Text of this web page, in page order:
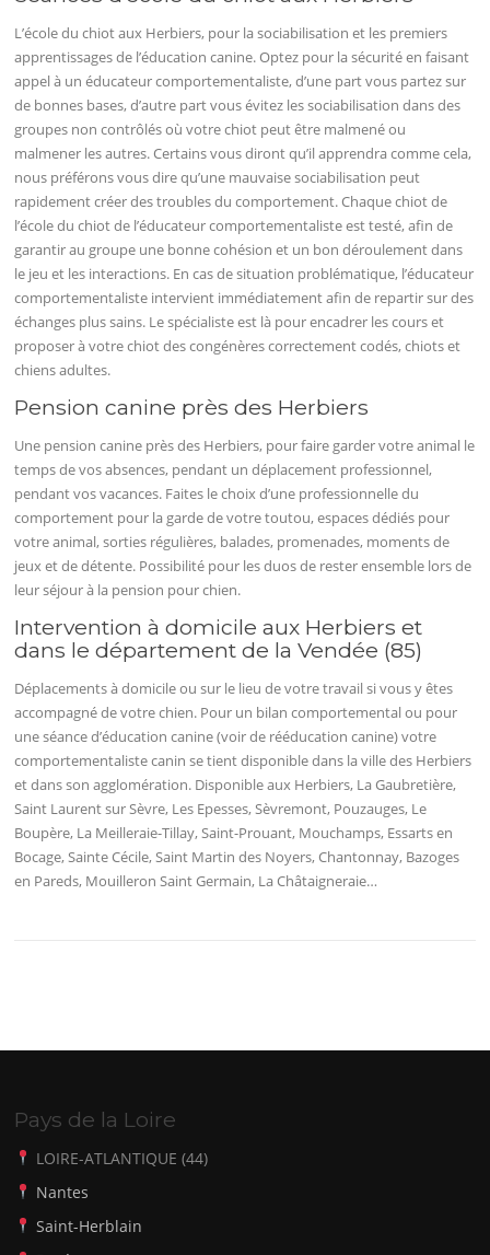
L’école du chiot aux Herbiers, pour la sociabilisation et les premiers
apprentissages de l’éducation canine. Optez pour la sécurité en faisant
appel à un éducateur comportementaliste, d’une part vous partez sur
de bonnes bases, d’autre part vous évitez les sociabilisation dans des
groupes non contrôlés où votre chiot peut être malmené ou
malmener les autres. Certains vous diront qu’il apprendra comme cela,
nous préférons vous dire qu’une mauvaise sociabilisation peut
rapidement créer des troubles du comportement. Chaque chiot de
l’école du chiot de l’éducateur comportementaliste est testé, afin de
garantir au groupe une bonne cohésion et un bon déroulement dans
le jeu et les interactions. En cas de situation problématique, l’éducateur
comportementaliste intervient immédiatement afin de repartir sur des
échanges plus sains. Le spécialiste est là pour encadrer les cours et
proposer à votre chiot des congénères correctement codés, chiots et
chiens adultes.
Pension canine près des Herbiers
Une pension canine près des Herbiers, pour faire garder votre animal le
temps de vos absences, pendant un déplacement professionnel,
pendant vos vacances. Faites le choix d’une professionnelle du
comportement pour la garde de votre toutou, espaces dédiés pour
votre animal, sorties régulières, balades, promenades, moments de
jeux et de détente. Possibilité pour les duos de rester ensemble lors de
leur séjour à la pension pour chien.
Intervention à domicile aux Herbiers et
dans le département de la Vendée (85)
Déplacements à domicile ou sur le lieu de votre travail si vous y êtes
accompagné de votre chien. Pour un bilan comportemental ou pour
une séance d’éducation canine (voir de rééducation canine) votre
comportementaliste canin se tient disponible dans la ville des Herbiers
et dans son agglomération. Disponible aux Herbiers, La Gaubretière,
Saint Laurent sur Sèvre, Les Epesses, Sèvremont, Pouzauges, Le
Boupère, La Meilleraie-Tillay, Saint-Prouant, Mouchamps, Essarts en
Bocage, Sainte Cécile, Saint Martin des Noyers, Chantonnay, Bazoges
en Pareds, Mouilleron Saint Germain, La Châtaigneraie…
Pays de la Loire
LOIRE-ATLANTIQUE (44)
Nantes
Saint-Herblain